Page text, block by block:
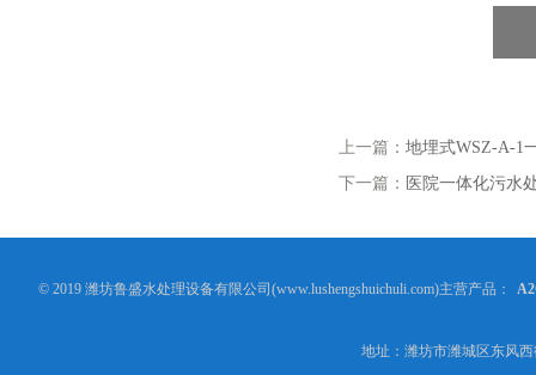
上一篇： 地埋式WSZ-A-1
下一篇： 医院一体化污水
© 2019 潍坊鲁盛水处理设备有限公司(www.lushengshuichuli.com)主营产品：
地址：潍坊市潍城区东风